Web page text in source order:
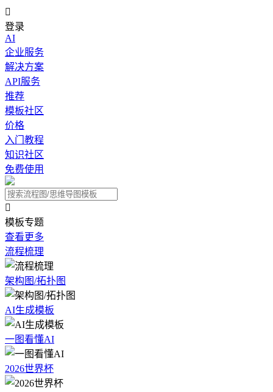

登录
AI
企业服务
解决方案
API服务
推荐
模板社区
价格
入门教程
知识社区
免费使用

模板专题
查看更多
流程梳理
架构图/拓扑图
AI生成模板
一图看懂AI
2026世界杯